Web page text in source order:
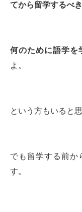
てから留学するべき
何のために語学を
よ。
という方もいると思
でも留学する前か
す。